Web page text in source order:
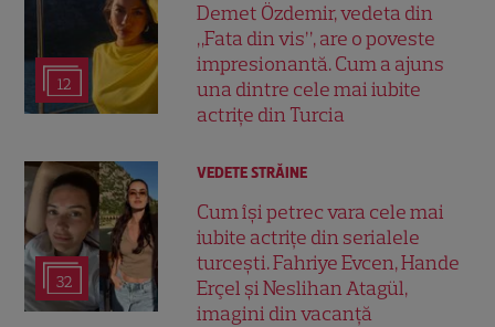
12
Demet Özdemir, vedeta din
„Fata din vis”, are o poveste
impresionantă. Cum a ajuns
una dintre cele mai iubite
actrițe din Turcia
32
VEDETE STRĂINE
Cum își petrec vara cele mai
iubite actrițe din serialele
turcești. Fahriye Evcen, Hande
Erçel și Neslihan Atagül,
imagini din vacanță